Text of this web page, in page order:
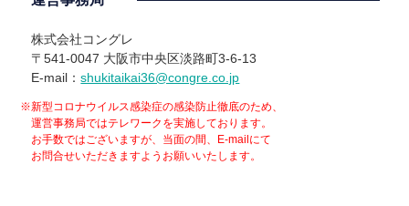
株式会社コングレ
〒541-0047 大阪市中央区淡路町3-6-13
E-mail：shukitaikai36@congre.co.jp
※新型コロナウイルス感染症の感染防止徹底のため、
運営事務局ではテレワークを実施しております。
お手数ではございますが、当面の間、E-mailにて
お問合せいただきますようお願いいたします。